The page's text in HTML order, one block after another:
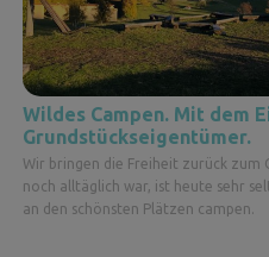
Wildes Campen. Mit dem
Grundstückseigentümer.
Wir bringen die Freiheit zurück zum
noch alltäglich war, ist heute sehr
an den schönsten Plätzen campen.